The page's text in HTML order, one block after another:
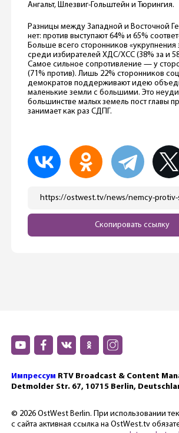
Ангальт, Шлезвиг-Гольштейн и Тюрингия.
Разницы между Западной и Восточной
нет: против выступают 64% и 65%
Больше всего сторонников
среди избирателей ХДС/ХСС (38% за и
Самое сильное сопротивление — у
(71% против). Лишь 22% сторонников
демократов поддерживают идею
маленькие земли с большими. Это
большинстве малых земель пост главы
занимает как раз СДПГ.
Скопировать ссылку
Импрессум RTV Broadcast & Content
Detmolder Str. 67, 10715 Berlin,
© 2026 OstWest Berlin. При использовании
с сайта активная ссылка на OstWest.tv